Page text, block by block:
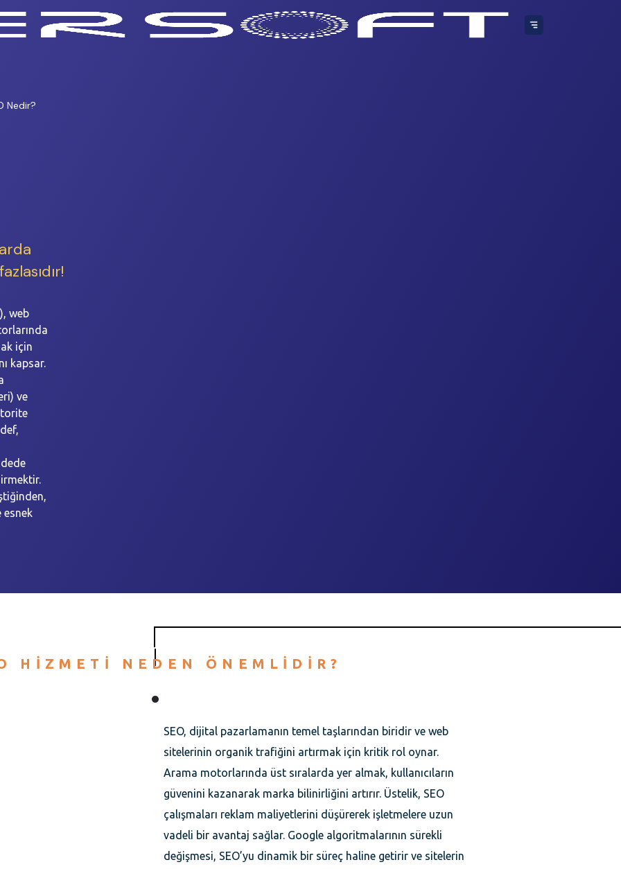
Çalışmaları
Nedir?
web
için
kapsar.
ve
esnek
HIZMETI NEDEN ÖNEMLIDIR?
SEO, dijital pazarlamanın temel taşlarından biridir ve web
sitelerinin organik trafiğini artırmak için kritik rol oynar.
Arama motorlarında üst sıralarda yer almak, kullanıcıların
güvenini kazanarak marka bilinirliğini artırır. Üstelik, SEO
çalışmaları reklam maliyetlerini düşürerek işletmelere uzun
vadeli bir avantaj sağlar. Google algoritmalarının sürekli
değişmesi, SEO’yu dinamik bir süreç haline getirir ve sitelerin